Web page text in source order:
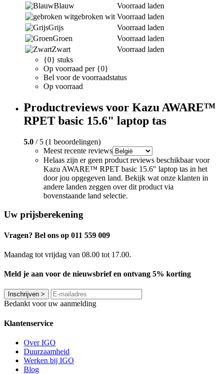
Blauw
Voorraad laden
gebroken wit Voorraad laden
Grijs
Voorraad laden
Groen
Voorraad laden
Zwart
Voorraad laden
{0} stuks
Op voorraad per {0}
Bel voor de voorraadstatus
Op voorraad
Productreviews voor Kazu AWARE™
RPET basic 15.6" laptop tas
5.0 / 5 (1 beoordelingen)
Meest recente reviews
Helaas zijn er geen product reviews beschikbaar voor
Kazu AWARE™ RPET basic 15.6" laptop tas in het
door jou opgegeven land. Bekijk wat onze klanten in
andere landen zeggen over dit product via
bovenstaande land selectie.
Uw prijsberekening
Vragen? Bel ons op 011 559 009
Maandag tot vrijdag van 08.00 tot 17.00.
Meld je aan voor de nieuwsbrief en ontvang 5% korting
Inschrijven >
Bedankt voor uw aanmelding
Klantenservice
Over IGO
Duurzaamheid
Werken bij IGO
Blog